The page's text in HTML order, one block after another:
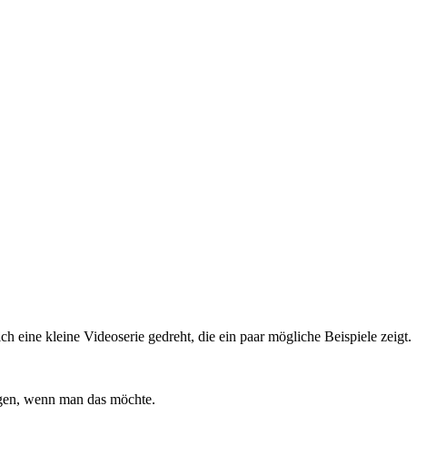
eine kleine Videoserie gedreht, die ein paar mögliche Beispiele zeigt.
wenn man das möchte.